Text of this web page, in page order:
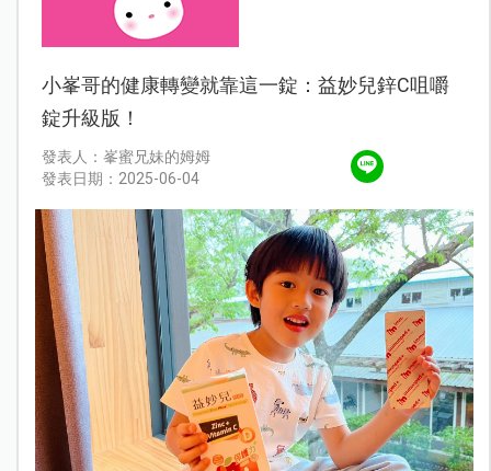
小峯哥的健康轉變就靠這一錠：益妙兒鋅C咀嚼
錠升級版！
發表人：峯蜜兄妹的姆姆
發表日期：2025-06-04